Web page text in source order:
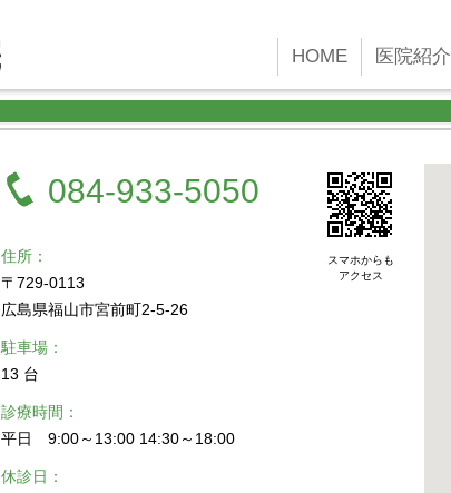
HOME 医院紹介
084-933-5050
スマホからも
アクセス
住所
〒729-0113
広島県福山市宮前町2-5-26
駐車場
13 台
診療時間
平日 9:00～13:00 14:30～18:00
休診日